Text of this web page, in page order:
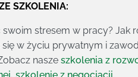
SZKOLENIA:
swoim stresem w pracy? Jak
w życiu prywatnym i
nasze szkolenia z